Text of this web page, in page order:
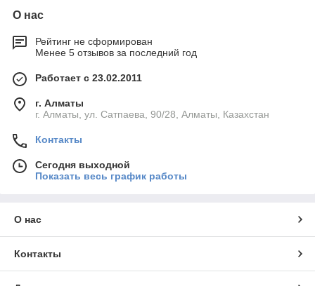
О нас
Рейтинг не сформирован
Менее 5 отзывов за последний год
Работает с 23.02.2011
г. Алматы
г. Алматы, ул. Сатпаева, 90/28, Алматы, Казахстан
Контакты
Сегодня выходной
Показать весь график работы
О нас
Контакты